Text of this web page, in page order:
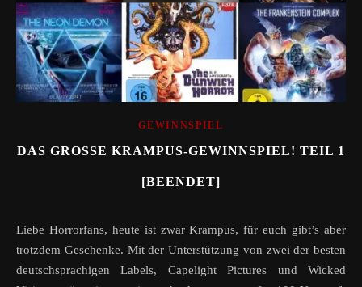
GEWINNSPIEL
DAS GROSSE KRAMPUS-GEWINNSPIEL! TEIL 1 [
BEENDET]
Liebe Horrorfans, heute ist zwar Krampus, für euch gibt’s aber
trotzdem Geschenke. Mit der Unterstützung von zwei der besten
deutschsprachigen Labels, Capelight Pictures und Wicked